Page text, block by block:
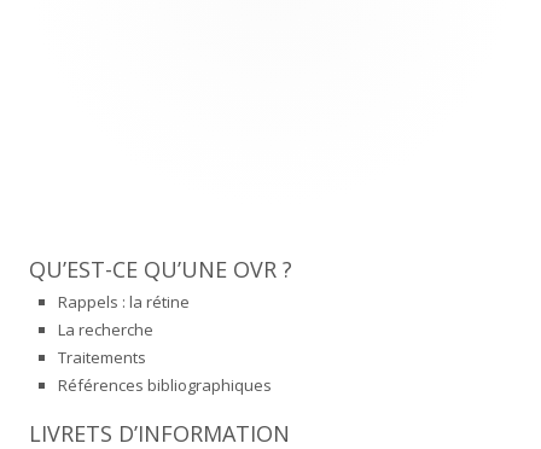
QU’EST-CE QU’UNE OVR ?
Rappels : la rétine
La recherche
Traitements
Références bibliographiques
LIVRETS D’INFORMATION